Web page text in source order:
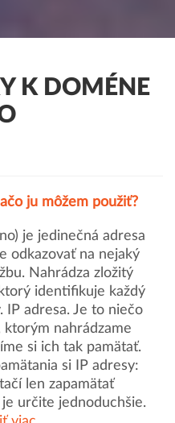
K DOMÉNE
ju môžem použiť?
je jedinečná adresa
odkazovať na nejaký
Nahrádza zložitý
identifikuje každý
IP adresa. Je to niečo
ktorým nahrádzame
si ich tak pamätať.
si IP adresy:
len zapamätať
určite jednoduchšie.